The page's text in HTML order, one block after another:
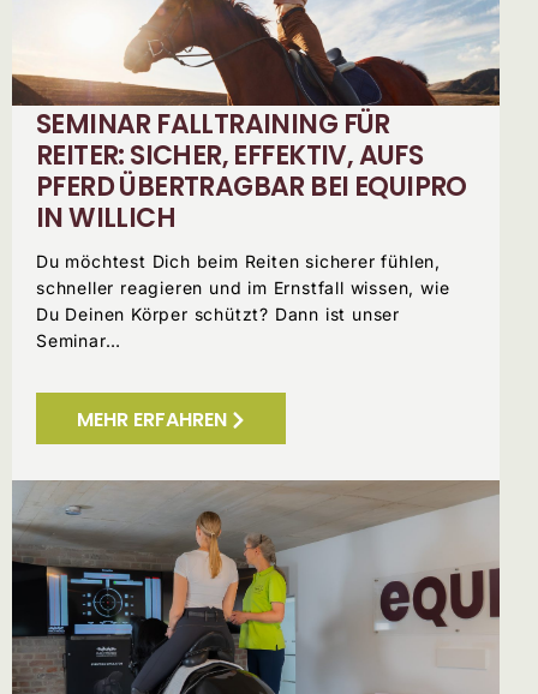
SEMINAR FALLTRAINING FÜR
REITER: SICHER, EFFEKTIV, AUFS
PFERD ÜBERTRAGBAR BEI EQUIPRO
IN WILLICH
Du möchtest Dich beim Reiten sicherer fühlen,
schneller reagieren und im Ernstfall wissen, wie
Du Deinen Körper schützt? Dann ist unser
Seminar…
MEHR ERFAHREN